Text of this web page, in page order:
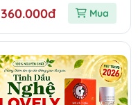
360.000đ Mua